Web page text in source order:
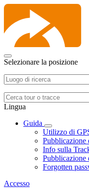
Selezionare la posizione
Lingua
Guida
Utilizzo di
Pubblicazione
Info sulla
Pubblicazione
Forgotten
Accesso